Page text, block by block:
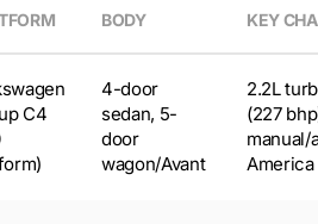
BODY KEY
C4
4-door
sedan, 5-
door
wagon/Avant
2.2L
(227
manual/
America